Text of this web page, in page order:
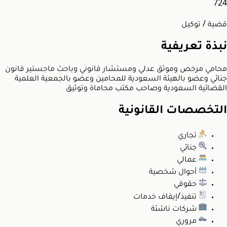
724
قضية / توكيل
نبذة تعريفية
محامي مرخص وموثق عدلي ومستشار قانوني وباحث ماجستير قانون
جنائي وعضو بالهيئة السعودية للمحامين وعضو بالجمعية العلمية
القضائية السعودية وصاحب مكتب محاماة وتوثيق
التخصصات القانونية
تجاري
جنائي
عمالي
أحوال شخصية
حقوقي
تنفيذ/إيقاف خدمات
شركات ناشئة
مروري